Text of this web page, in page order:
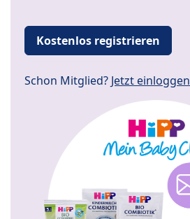
Kostenlos registrieren
Schon Mitglied? Jetzt einloggen